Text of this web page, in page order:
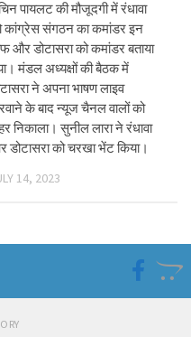
पायलट की मौजूदगी में रंधावा
कांग्रेस संगठन का कमांडर इन
और डोटासरा को कमांडर बताया
मंडल अध्यक्षों की बैठक में
ने अपना भाषण लाइव
के बाद न्यूज चैनल वालों को
निकाला। सुनील लारा ने रंधावा
डोटासरा को चरखा भेंट किया।
14, 2023